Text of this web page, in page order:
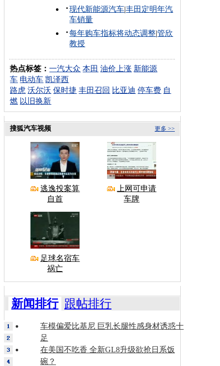
现代新能源汽车|丰田定明年汽
车销量
每年购车指标将动态调整|管欣
教授
热点标签：一汽大众 本田 油价上涨 新能源
车 电动车 凯泽西
路虎 沃尔沃 保时捷 丰田召回 比亚迪 停车费 自
燃 以旧换新
更多 >>
搜狐汽车视频
逃逸投案算
自首
上网可申请
车牌
足球名宿车
祸亡
新闻排行 跟帖排行
车模偏爱比基尼 巨乳长腿性感身材诱惑十
足
在美国不吃香 全新GL8升级欲抢日系饭
碗？